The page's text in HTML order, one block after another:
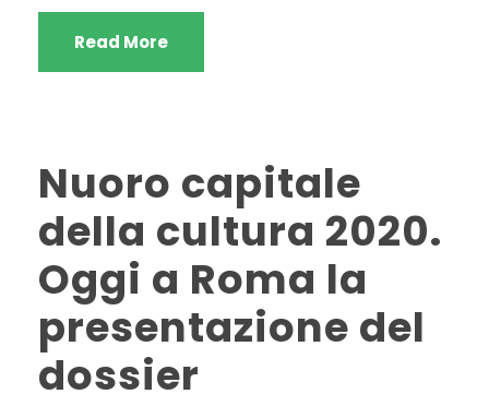
Read More
Nuoro capitale
della cultura 2020.
Oggi a Roma la
presentazione del
dossier